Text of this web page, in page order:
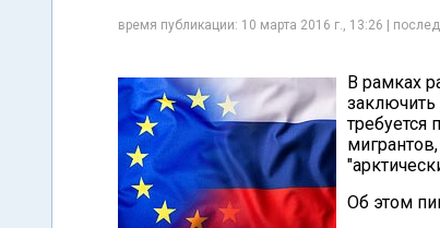
время публикации: 10 марта 2016 г., 13:26 |
В рамках
требуется
Об этом